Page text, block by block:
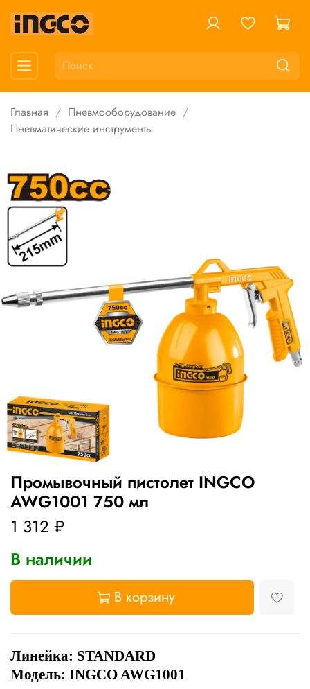
Главная
Пневмооборудование
Пневматические инструменты
Промывочный пистолет INGCO
AWG1001 750 мл
1 312 ₽
В наличии
В корзину
Линейка: STANDARD
Модель: INGCO AWG1001